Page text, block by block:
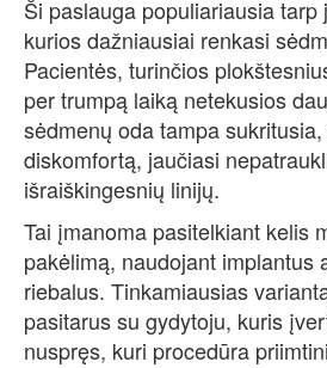
Ši paslauga populiariausia tarp
kurios dažniausiai renkasi
Pacientės, turinčios
per trumpą laiką netekusios
sėdmenų oda tampa
diskomfortą, jaučiasi
išraiškingesnių linijų.
Tai įmanoma pasitelkiant kelis
pakėlimą, naudojant implantus
riebalus. Tinkamiausias
pasitarus su gydytoju, kuris
nuspręs, kuri procedūra